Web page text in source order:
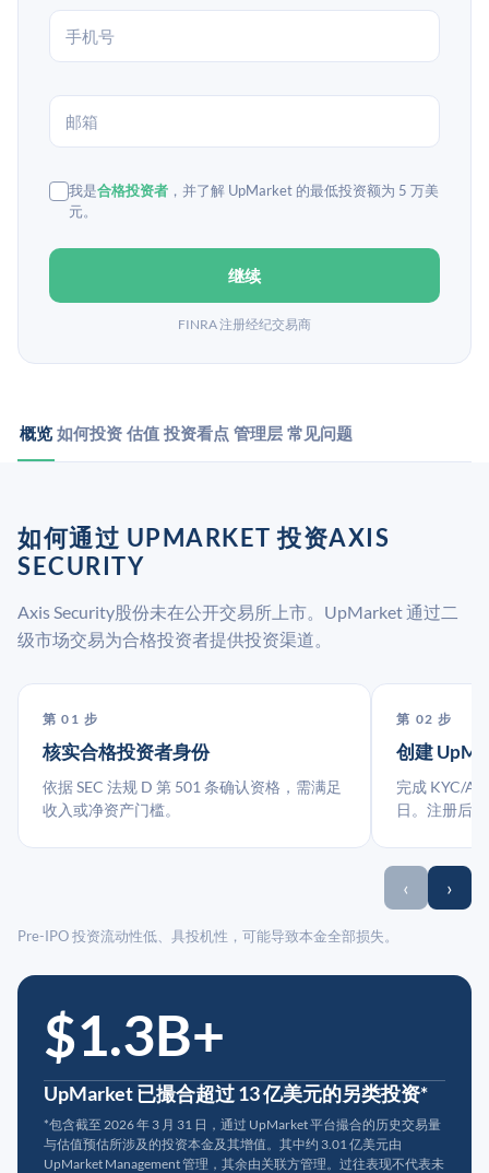
我是合格投资者 ，并了解 UpMarket 的最低投资额为 5 万美
元。
继续
FINRA 注册经纪交易商
概览 如何投资 估值 投资看点 管理层 常见问题
如何通过 UPMARKET 投资AXIS
SECURITY
Axis Security股份未在公开交易所上市。UpMarket 通过二
级市场交易为合格投资者提供投资渠道。
第 01 步
核实合格投资者身份
依据 SEC 法规 D 第 501 条确认资格，需满足
收入或净资产门槛。
第 02 步
创建
完成 KYC/
日。注册后
‹ ›
Pre-IPO 投资流动性低、具投机性，可能导致本金全部损失。
$1.3B+
UpMarket 已撮合超过 13 亿美元的另类投资*
*包含截至 2026 年 3 月 31 日，通过 UpMarket 平台撮合的历史交易量
与估值预估所涉及的投资本金及其增值。其中约 3.01 亿美元由
UpMarket Management 管理，其余由关联方管理。过往表现不代表未